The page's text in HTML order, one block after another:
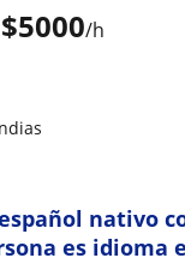
$5000/h
nativo
es idioma